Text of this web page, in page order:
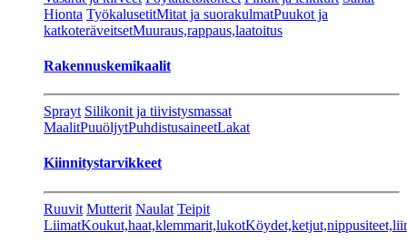
Hionta TyökalusetitMitat ja suorakulmatPuukot ja
katkoteräveitsetMuuraus,rappaus,laatoitus
Rakennuskemikaalit
Sprayt Silikonit ja tiivistysmassat
MaalitPuuöljytPuhdistusaineetLakat
Kiinnitystarvikkeet
Ruuvit Mutterit Naulat Teipit
LiimatKoukut,haat,klemmarit,lukot